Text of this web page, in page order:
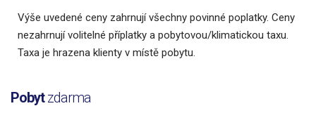
Výše uvedené ceny zahrnují všechny povinné poplatky. Ceny
nezahrnují volitelné příplatky a pobytovou/klimatickou taxu.
Taxa je hrazena klienty v místě pobytu.
Pobytzdarma